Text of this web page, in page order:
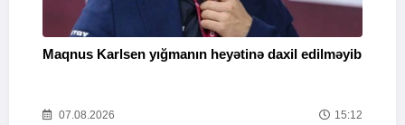
Maqnus Karlsen yığmanın heyətinə daxil edilməyib
07.08.2026 15:12